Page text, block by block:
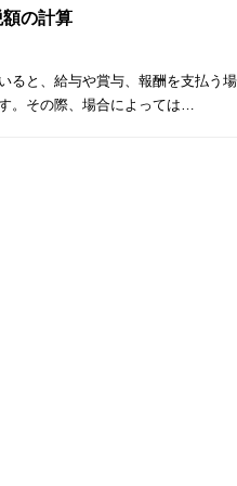
の計算
ると、給与や賞与、報酬を支払う
。その際、場合によっては…